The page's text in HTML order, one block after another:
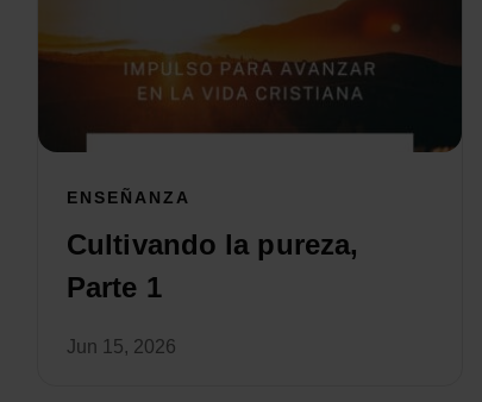
ENSEÑANZA
Cultivando la pureza,
Parte 1
Jun 15, 2026